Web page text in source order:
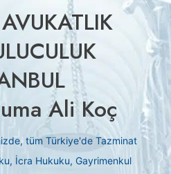
Ali Koç
tüm Türkiye'de Tazminat
İcra Hukuku, Gayrimenkul